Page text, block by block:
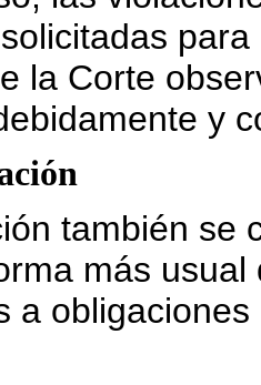
la Corte
y
también se
más
a